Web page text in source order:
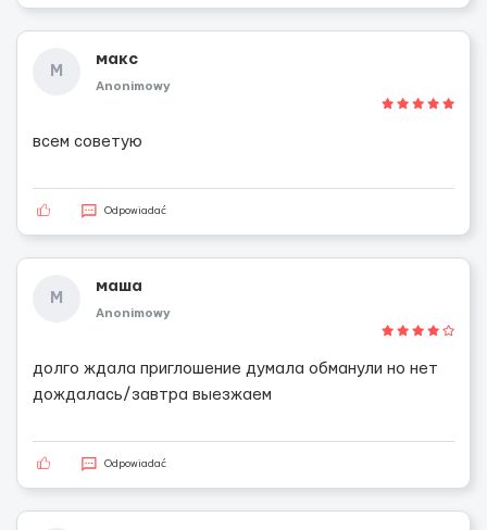
М
макс
Anonimowy
всем советую
Odpowiadać
М
маша
Anonimowy
долго ждала приглошение думала обманули но нет
дождалась/завтра выезжаем
Odpowiadać